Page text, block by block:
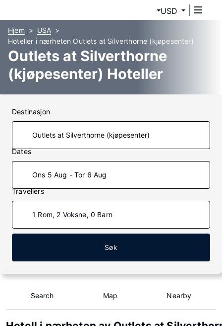
USD
Hjem
USA
Hoteller i nærheten Outlets at Silverthorne (kjøpesenter)
Outlets at Silverthorne
(kjøpesenter) Hoteller
Destinasjon
Dates
Ons 5 Aug - Tor 6 Aug
Travellers
1 Rom, 2 Voksne, 0 Barn
Søk
Search Map Nearby